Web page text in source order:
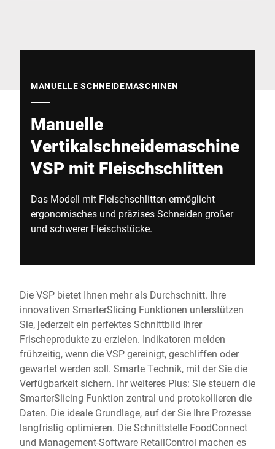
MANUELLE SCHNEIDEMASCHINEN
Manuelle
Vertikalschneidemaschine
VSP mit Fleischschlitten
Das Modell mit Fleischschlitten ermöglicht
ergonomisches und präzises Schneiden großer
und schwerer Fleischstücke.
Die VSP bietet Ihnen mehr als Durchschnitt. Ihre
innovativen SmarterSlicing Funktionen unterstützen
Sie, jederzeit ein perfektes Schnittbild Ihrer
Frischeprodukte zu erzielen. Indikatoren melden
frühzeitig, wenn die VSP gereinigt, geschliffen oder
gewartet werden soll. Smarte Technik, mit der Sie die
Verfügbarkeit sichern. Ihr weiteres Plus: Sie steuern die
SmarterSlicing Funktion zentral und protokollieren die
Daten. Die ideale Grundlage, auf der Sie Ihre Prozesse
langfristig optimieren. Die Schnittstelle FoodConnect
und Management-Software RetailControl machen es